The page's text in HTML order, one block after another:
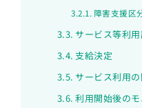
障害支援区
サービス等利
支給決定
サービス利用
利用開始後の